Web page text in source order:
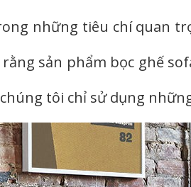
những tiêu chí quan
sản phẩm bọc ghế
tôi chỉ sử dụng